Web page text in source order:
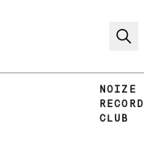
NOIZE
RECORD
CLUB